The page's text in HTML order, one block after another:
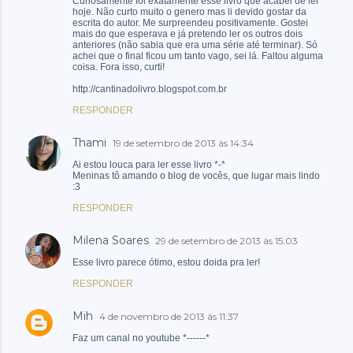
hoje. Não curto muito o genero mas li devido gostar da
escrita do autor. Me surpreendeu positivamente. Gostei
mais do que esperava e já pretendo ler os outros dois
anteriores (não sabia que era uma série até terminar). Só
achei que o final ficou um tanto vago, sei lá. Faltou alguma
coisa. Fora isso, curti!
http://cantinadolivro.blogspot.com.br
RESPONDER
Thami 19 de setembro de 2013 às 14:34
Ai estou louca para ler esse livro *-*
Meninas tô amando o blog de vocês, que lugar mais lindo
:3
RESPONDER
Milena Soares 29 de setembro de 2013 às 15:03
Esse livro parece ótimo, estou doida pra ler!
RESPONDER
Mih 4 de novembro de 2013 às 11:37
Faz um canal no youtube *------*